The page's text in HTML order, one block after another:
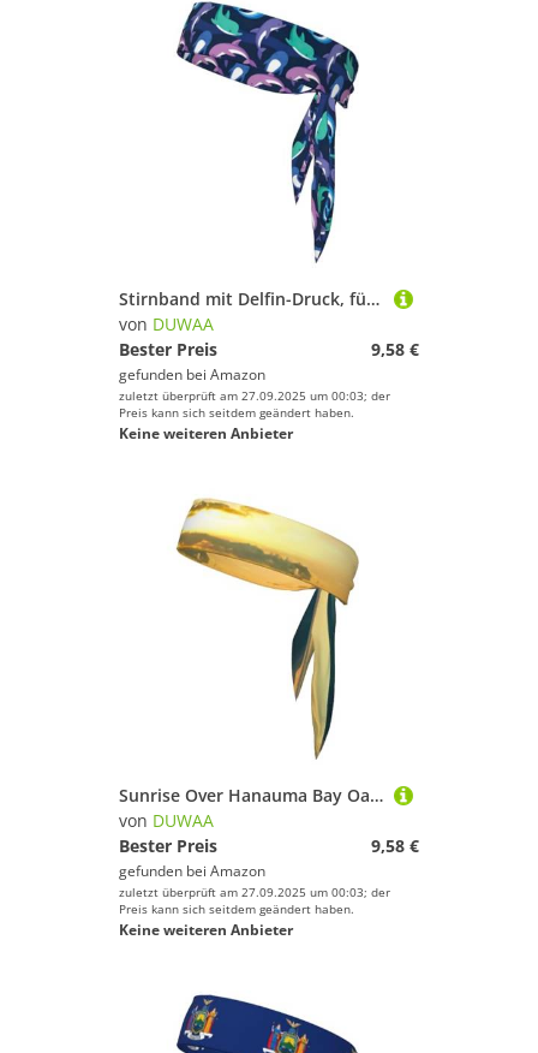
Stirnband mit Delfin-Druck, für Damen und Herren, Ninja-Stirnbänder, verstellbar, feuchtigkeitsableitend, kühlendes Stirnband
von DUWAA
Bester Preis
9,58 €
gefunden bei Amazon
zuletzt überprüft am 27.09.2025 um 00:03; der
Preis kann sich seitdem geändert haben.
Keine weiteren Anbieter
Sunrise Over Hanauma Bay Oahu Hawaii Print Tie Stirnband für Damen und Herren, Ninja-Stirnbänder, verstellbar, feuchtigkeitsableitend, kühlendes Stirnband
von DUWAA
Bester Preis
9,58 €
gefunden bei Amazon
zuletzt überprüft am 27.09.2025 um 00:03; der
Preis kann sich seitdem geändert haben.
Keine weiteren Anbieter